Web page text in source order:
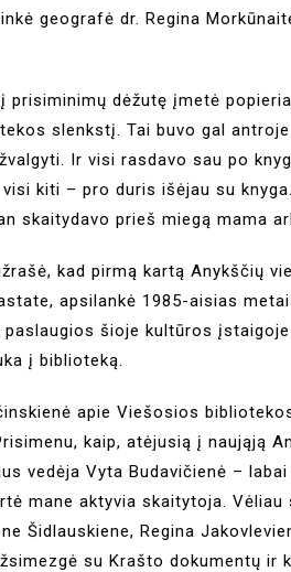
geografė dr. Regina
dėžutę įmetė
slenkstį. Tai buvo gal
Ir visi rasdavo sau po
kiti – pro duris išėjau su
skaitydavo prieš miegą mama
kad pirmą kartą Anykščių
apsilankė 1985-aisias
šioje kultūros
į biblioteką.
apie Viešosios
kaip, atėjusią į naująją
vedėja Vyta Budavičienė –
mane aktyvia skaitytoja. Vėliau
Šidlauskiene, Regina
su Krašto dokumentų ir